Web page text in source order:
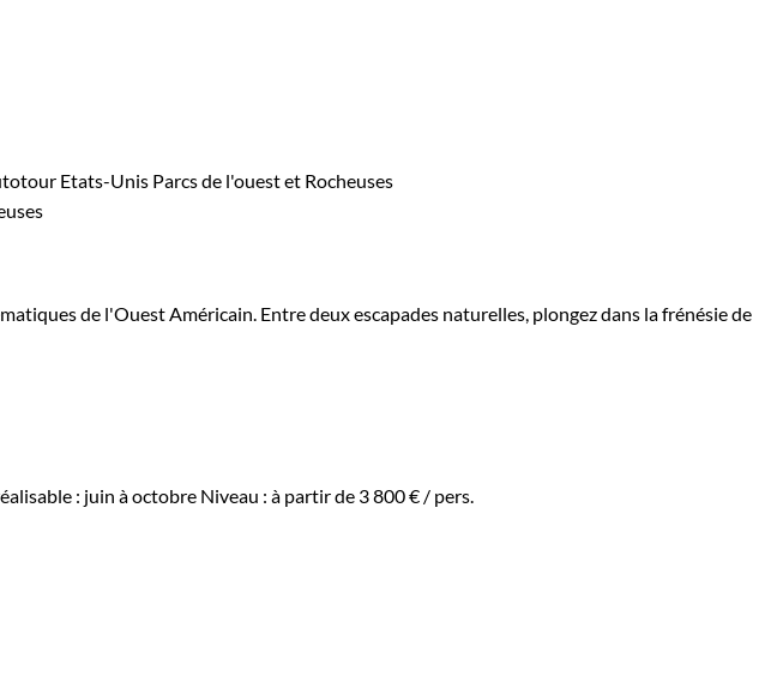
de l'Ouest Américain. Entre deux escapades naturelles, plongez dans la frénésie de
: juin à octobre Niveau : à partir de 3 800 € / pers.